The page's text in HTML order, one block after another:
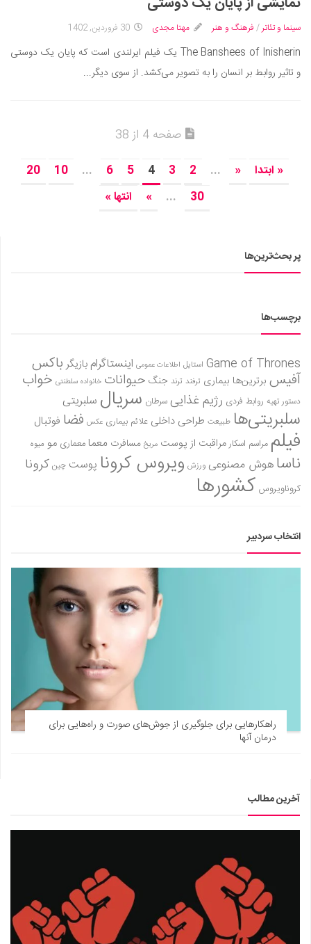
سینما و تئاتر/ فرهنگ و هنر مهتا مجدی 30 فروردین, 1402
The Banshees of Inisherin یک فیلم ایرلندی است که پایان یک دوستی
و تاثیر روابط بر انسان را به تصویر می‌کشد. از سوی دیگر...
صفحه 4 از 38
« ابتدا «
...
2
3
4
5
6
...
10
20
30
...
» انتها »
پر بحث‌ترین‌ها
برچسب‌ها
Game of Thrones استایل اطلاعات عمومی اینستاگرام بازیگر باکس
آفیس برترین‌ها بیماری ترفند ترند جنگ حیوانات خانواده سلطنتی خواب
دستور تهیه روابط فردی رژیم غذاییسرطان سریال سلبریتی
سلبریتی‌ها طبیعت طراحی داخلی علائم بیماری عکس فضا فوتبال
فیلم مراسم اسکارمراقبت از پوست مریخ مسافرت معمامعماری مو میوه
ناساهوش مصنوعی ورزش ویروس کرونا پوست چین کرونا
کروناویروس کشورها
انتخاب سردبیر
راهکارهایی برای جلوگیری از جوش‌های صورت و راه‌هایی برای
درمان آنها
آخرین مطالب